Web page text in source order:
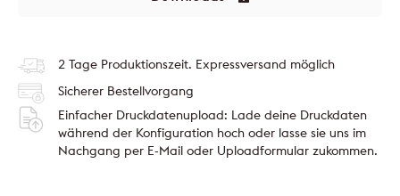
2 Tage Produktionszeit. Expressversand möglich
Sicherer Bestellvorgang
Einfacher Druckdatenupload: Lade deine Druckdaten
während der Konfiguration hoch oder lasse sie uns im
Nachgang per E-Mail oder Uploadformular zukommen.